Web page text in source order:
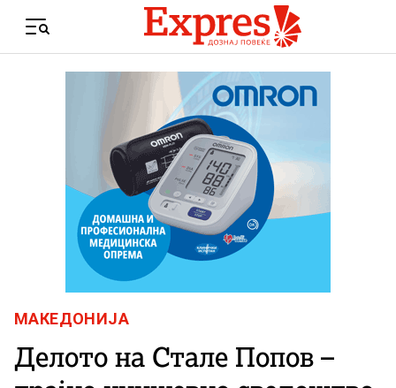
Menu
МАКЕДОНИЈА
Делото на Стале Попов –